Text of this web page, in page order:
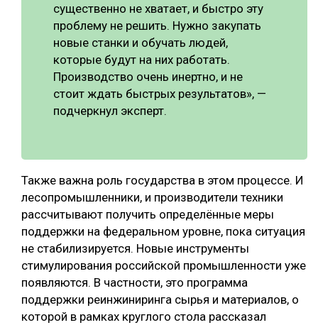
существенно не хватает, и быстро эту
проблему не решить. Нужно закупать
новые станки и обучать людей,
которые будут на них работать.
Производство очень инертно, и не
стоит ждать быстрых результатов», —
подчеркнул эксперт.
Также важна роль государства в этом процессе. И
лесопромышленники, и производители техники
рассчитывают получить определённые меры
поддержки на федеральном уровне, пока ситуация
не стабилизируется. Новые инструменты
стимулирования российской промышленности уже
появляются. В частности, это программа
поддержки реинжиниринга сырья и материалов, о
которой в рамках круглого стола рассказал